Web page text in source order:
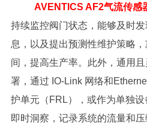
AVENTICS AF2气流传感
持续监控阀门状态，能够及时
息，以及提出预测性维护策略
间，提高生产率。此外，通用
署，通过 IO-Link 网络和
护单元（FRL），或作为单独
即时洞察，记录系统的流量和